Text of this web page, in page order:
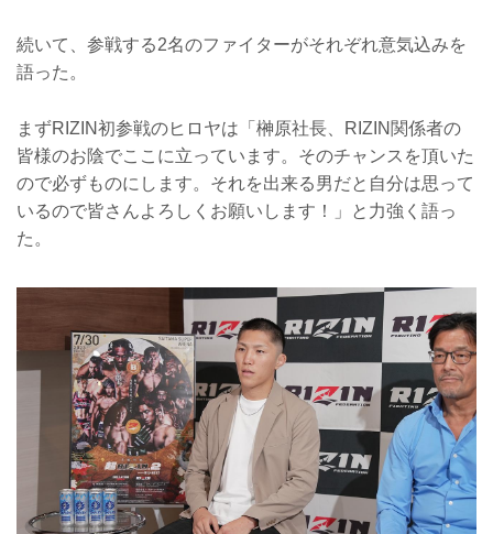
続いて、参戦する2名のファイターがそれぞれ意気込みを
語った。
まずRIZIN初参戦のヒロヤは「榊原社長、RIZIN関係者の
皆様のお陰でここに立っています。そのチャンスを頂いた
ので必ずものにします。それを出来る男だと自分は思って
いるので皆さんよろしくお願いします！」と力強く語っ
た。